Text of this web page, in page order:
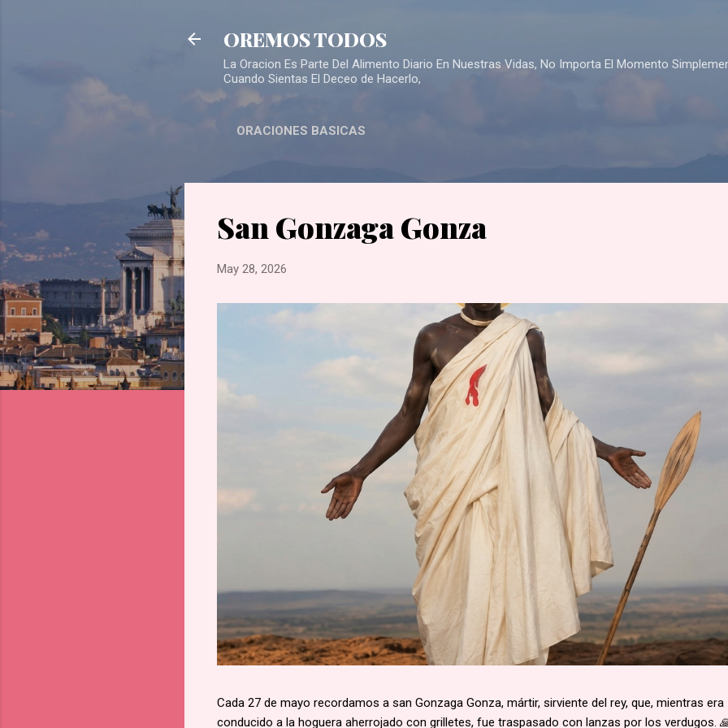
OREMOS TODOS
La Oracion Es Parte Del Alimento Diario En Nuestras Vidas, No Importa El Momento
Cuando Sientas El Deceo de Hacerlo,
ORACIONES BASICAS
San Gonzaga Gonza
May 28, 2026
Cada 27 de mayo recordamos a san Gonzaga Gonza, mártir, sirviente del rey, que, mientras era
conducido a la hoguera aherrojado con grilletes, fue traspasado con lanzas por los verdugos.